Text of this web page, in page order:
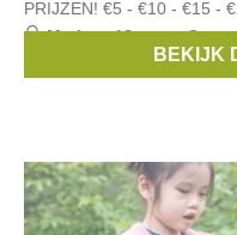
PRIJZEN! €5 - €10 - €15 -
Merken:Vinrose,
BEKIJK